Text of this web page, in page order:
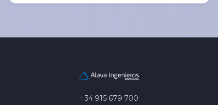
+34 915 679 700